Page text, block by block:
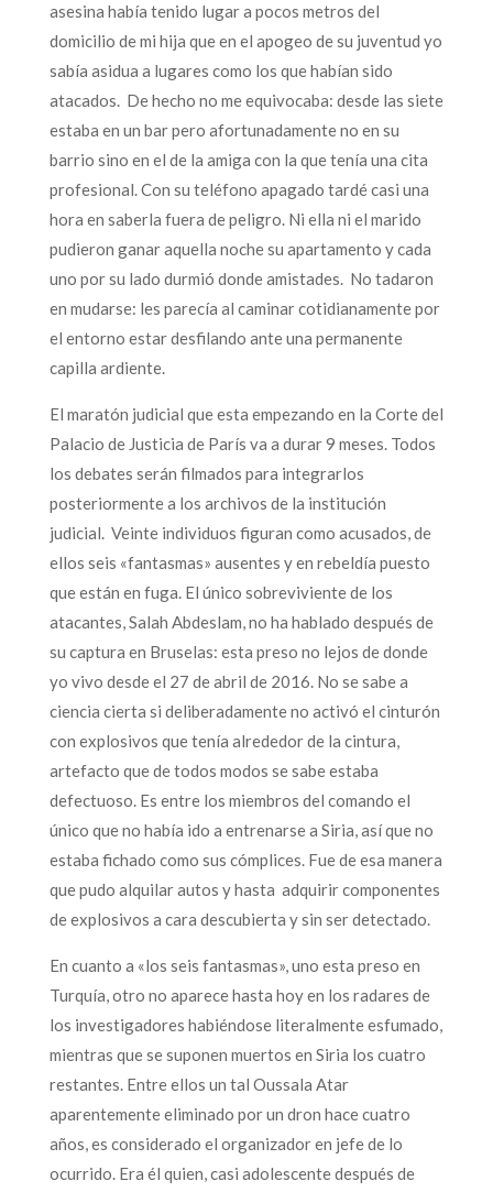
asesina había tenido lugar a pocos metros del
domicilio de mi hija que en el apogeo de su juventud yo
sabía asidua a lugares como los que habían sido
atacados. De hecho no me equivocaba: desde las siete
estaba en un bar pero afortunadamente no en su
barrio sino en el de la amiga con la que tenía una cita
profesional. Con su teléfono apagado tardé casi una
hora en saberla fuera de peligro. Ni ella ni el marido
pudieron ganar aquella noche su apartamento y cada
uno por su lado durmió donde amistades. No tadaron
en mudarse: les parecía al caminar cotidianamente por
el entorno estar desfilando ante una permanente
capilla ardiente.
El maratón judicial que esta empezando en la Corte del
Palacio de Justicia de París va a durar 9 meses. Todos
los debates serán filmados para integrarlos
posteriormente a los archivos de la institución
judicial. Veinte individuos figuran como acusados, de
ellos seis «fantasmas» ausentes y en rebeldía puesto
que están en fuga. El único sobreviviente de los
atacantes, Salah Abdeslam, no ha hablado después de
su captura en Bruselas: esta preso no lejos de donde
yo vivo desde el 27 de abril de 2016. No se sabe a
ciencia cierta si deliberadamente no activó el cinturón
con explosivos que tenía alrededor de la cintura,
artefacto que de todos modos se sabe estaba
defectuoso. Es entre los miembros del comando el
único que no había ido a entrenarse a Siria, así que no
estaba fichado como sus cómplices. Fue de esa manera
que pudo alquilar autos y hasta adquirir componentes
de explosivos a cara descubierta y sin ser detectado.
En cuanto a «los seis fantasmas», uno esta preso en
Turquía, otro no aparece hasta hoy en los radares de
los investigadores habiéndose literalmente esfumado,
mientras que se suponen muertos en Siria los cuatro
restantes. Entre ellos un tal Oussala Atar
aparentemente eliminado por un dron hace cuatro
años, es considerado el organizador en jefe de lo
ocurrido. Era él quien, casi adolescente después de